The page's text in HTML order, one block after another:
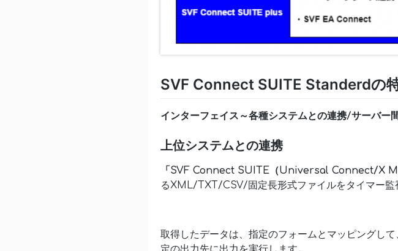
SVF Connect SUITE Standerdの
インターフェイス～各種システムとの連携/サーバー
上位システムとの連携
「SVF Connect SUITE（Universal Connect/X
るXML/TXT/CSV/固定長形式ファイルをタイマー監
取得したデータは、指定のフォームとマッピングし